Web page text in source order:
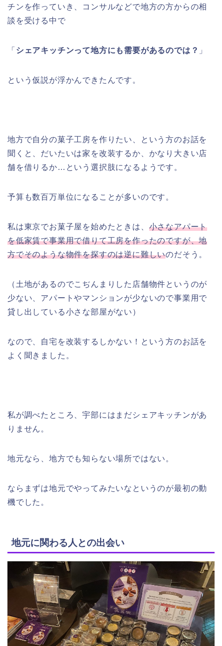
チンを作っていき、コンサルなどで地方の方からの相
談を受ける中で
「 シェアキッチンって地方にも需要があるのでは？ 」
という仮説が浮かんできたんです。
地方で自分の菓子工房を作りたい、という方のお話を
聞くと、だいたいは家を改装するか、かなり大きい店
舗を借りるか…という選択肢になるようです。
予算も数百万単位になることが多いのです。
私は東京でお菓子屋を始めたときは、 小さなアパート
を低家賃で事業用で借りて工房を作ったのですが、地
方でそのような物件を探すのは逆に難しいのだそう。
（土地があるのでこぢんまりした店舗物件というのが
少ない、アパートやマンションが少ないので事業用で
貸し出している小さな部屋がない）
なので、自宅を改装するしかない！という方のお話を
よく聞きました。
私が調べたところ、宇部にはまだシェアキッチンがあ
りません。
地元なら、地方でも知らない場所ではない。
ならまずは地元でやってみたいなというのが最初の動
機でした。
地元に関わる人との出会い